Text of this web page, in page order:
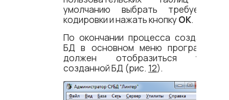
умолчанию выбрать требуемые
кодировки и нажать кнопкуОК.
По окончании процесса создания
БД в основном меню программы
должен отобразиться узел
созданной БД (рис. 12).